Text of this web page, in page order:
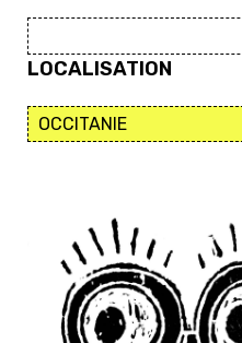
LOCALISATION